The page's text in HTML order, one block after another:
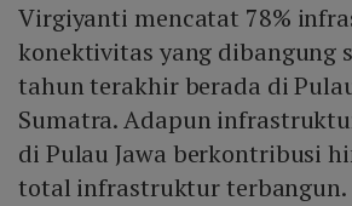
Virgiyanti mencatat 78%
konektivitas yang dibangung
tahun terakhir berada di
Sumatra. Adapun
di Pulau Jawa berkontribusi
total infrastruktur terbangun.